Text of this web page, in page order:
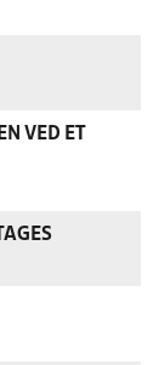
VED ET